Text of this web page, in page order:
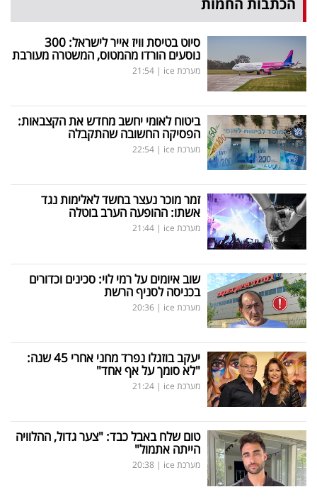
סיוט בטיסת וויז אייר לישראל: 300
נוסעים הורדו מהמטוס, המשטרה מעורבת
מערכת ice |
21:54
ביטוח לאומי יחשב מחדש את הקצבאות:
הפסיקה החשובה שהתקבלה
מערכת ice |
22:54
זמר מוכר נעצר בחשד לאלימות נגד
אשתו: ההופעה הערב בוטלה
מערכת ice |
21:44
שוב איומים על רמי לוי: סכינים וכדורים
בכניסה לסניף הרשת
מערכת ice |
20:36
יעקב בוזגלו נפרד מחני אחרי 45 שנה:
"לא סומך על אף אחד"
מערכת ice |
21:24
טום שלח באבל כבד: "צער גדול, ההלוויה
הייתה אתמול"
מערכת ice |
20:38